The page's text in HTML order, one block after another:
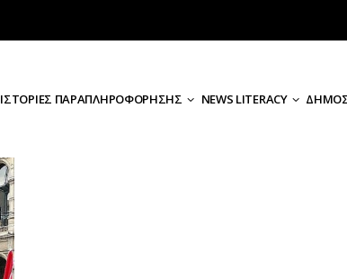
ΙΣΤΟΡΙΕΣ ΠΑΡΑΠΛΗΡΟΦΟΡΗΣΗΣ NEWS LITERACY